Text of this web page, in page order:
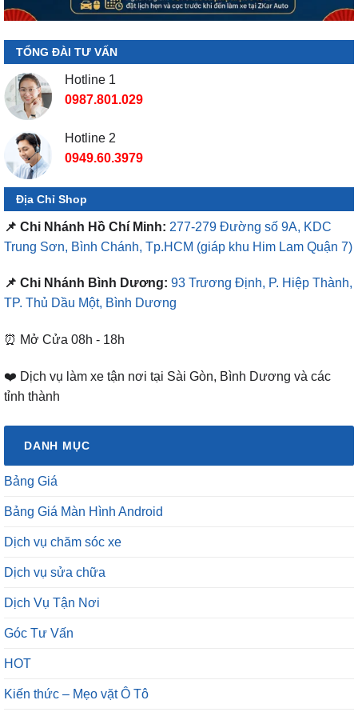
TỔNG ĐÀI TƯ VẤN
Hotline 1
0987.801.029
Hotline 2
0949.60.3979
Địa Chỉ Shop
📌 Chi Nhánh Hồ Chí Minh: 277-279 Đường số 9A, KDC
Trung Sơn, Bình Chánh, Tp.HCM (giáp khu Him Lam Quận 7)
📌 Chi Nhánh Bình Dương: 93 Trương Định, P. Hiệp Thành,
TP. Thủ Dầu Một, Bình Dương
⏰ Mở Cửa 08h - 18h
❤️ Dịch vụ làm xe tận nơi tại Sài Gòn, Bình Dương và các
tỉnh thành
DANH MỤC
Bảng Giá
Bảng Giá Màn Hình Android
Dịch vụ chăm sóc xe
Dịch vụ sửa chữa
Dịch Vụ Tận Nơi
Góc Tư Vấn
HOT
Kiến thức – Mẹo vặt Ô Tô